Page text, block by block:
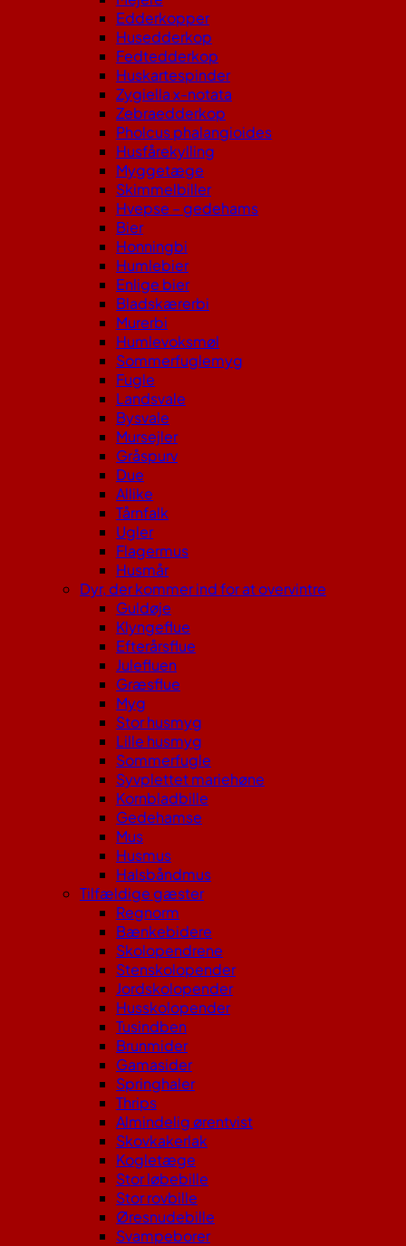
Edderkopper
Husedderkop
Fedtedderkop
Huskartespinder
Zygiella x-notata
Zebraedderkop
Pholcus phalangioides
Husfårekylling
Myggetæge
Skimmelbiller
Hvepse – gedehams
Bier
Honningbi
Humlebier
Enlige bier
Bladskærerbi
Murerbi
Humlevoksmøl
Sommerfuglemyg
Fugle
Landsvale
Bysvale
Mursejler
Gråspurv
Due
Allike
Tårnfalk
Ugler
Flagermus
Husmår
Dyr, der kommer ind for at overvintre
Guldøje
Klyngeflue
Efterårsflue
Julefluen
Græsflue
Myg
Stor husmyg
Lille husmyg
Sommerfugle
Syvplettet mariehøne
Kornbladbille
Gedehamse
Mus
Husmus
Halsbåndmus
Tilfældige gæster
Regnorm
Bænkebidere
Skolopendrene
Stenskolopender
Jordskolopender
Husskolopender
Tusindben
Brunmider
Gamasider
Springhaler
Thrips
Almindelig ørentvist
Skovkakerlak
Kogletæge
Stor løbebille
Stor rovbille
Øresnudebille
Svampeborer